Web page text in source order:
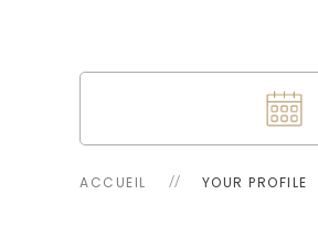
ACCUEIL YOUR PROFILE